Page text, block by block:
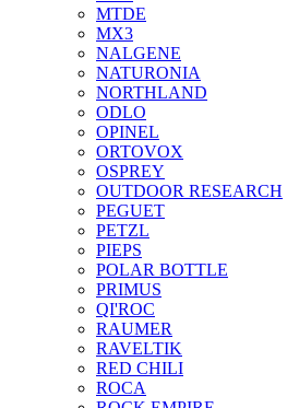
MTDE
MX3
NALGENE
NATURONIA
NORTHLAND
ODLO
OPINEL
ORTOVOX
OSPREY
OUTDOOR RESEARCH
PEGUET
PETZL
PIEPS
POLAR BOTTLE
PRIMUS
QI'ROC
RAUMER
RAVELTIK
RED CHILI
ROCA